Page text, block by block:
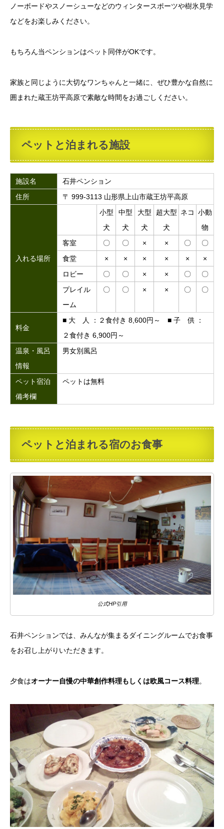
ノーボードやスノーシューなどのウィンタースポーツや樹氷見学
などをお楽しみください。
もちろん当ペンションはペット同伴がOKです。
家族と同じように大切なワンちゃんと一緒に、ぜひ豊かな自然に
囲まれた蔵王坊平高原で素敵な時間をお過ごしください。
ペットと泊まれる施設
施設名
石井ペンション
住所
〒 999-3113 山形県上山市蔵王坊平高原
入れる場所
小型
犬
中型
犬
大型
犬
超大型
犬
ネコ 小動
物
客室
〇 〇 × × 〇
〇
食堂
× × × × ×
×
ロビー
〇 〇 × × 〇
〇
プレイル
ーム
〇 〇 × × 〇 〇
料金
■ 大 人 ：２食付き 8,600円～ ■ 子 供 ：
２食付き 6,900円～
温泉・風呂
情報
男女別風呂
ペット宿泊
備考欄
ペットは無料
ペットと泊まれる宿のお食事
公式HP引用
石井ペンションでは、みんなが集まるダイニングルームでお食事
をお召し上がりいただきます。
夕食はオーナー自慢の中華創作料理もしくは欧風コース料理。